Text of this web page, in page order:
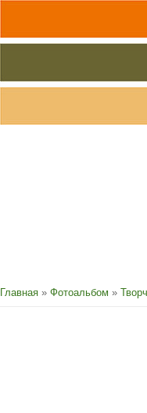
Главная » Фотоальбом »